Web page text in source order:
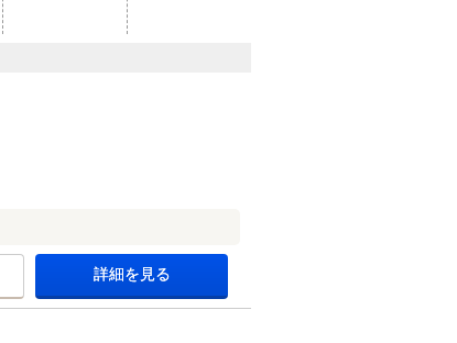
詳細を見る